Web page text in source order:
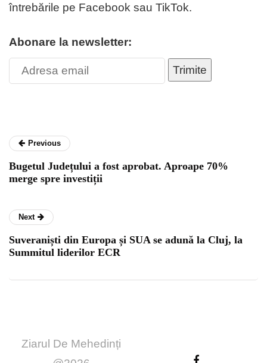
întrebările pe Facebook sau TikTok.
Abonare la newsletter:
Trimite
Previous
Bugetul Județului a fost aprobat. Aproape 70%
merge spre investiții
Next
Suveraniști din Europa și SUA se adună la Cluj, la
Summitul liderilor ECR
Ziarul De Mehedinți